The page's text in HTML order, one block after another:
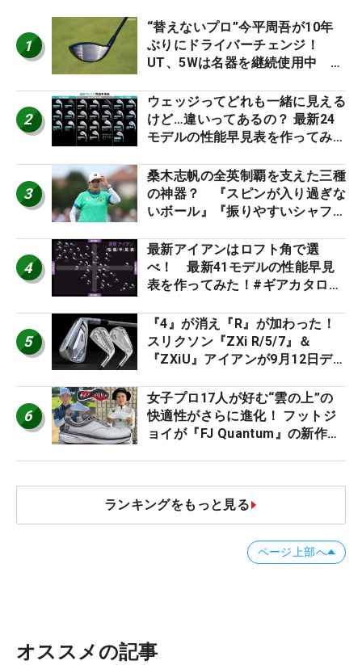
1
“替えないプロ”今平周吾が10年
ぶりにドライバーチェンジ！
UT、5Wは名器を継続使用中 #
2
ウェッジってどれも一緒に見える
けど…違いってあるの？ 最新24
モデルの性能早見表を作ってみ
3
桑木志帆の全英制覇を支えた三種
の神器？ 『スピンが入り過ぎな
いボール』『振りやすいシャフ
ー』 #女子プロセッティング
4
最新アイアンはロフト角で選
べ！ 最新41モデルの性能早見
表を作ってみた！#ギアカタログ
5
『4』が消え『R』が加わった！
スリクソン『ZXi R/5/7』＆
『ZXiU』アイアンが9月12日デ
6
女子プロ17人が好む“雲の上”の
快適性がさらに進化！ フットジ
ョイが『FJ Quantum』の新作を
ランキングをもっと見る
ページ上部へ
オススメの記事